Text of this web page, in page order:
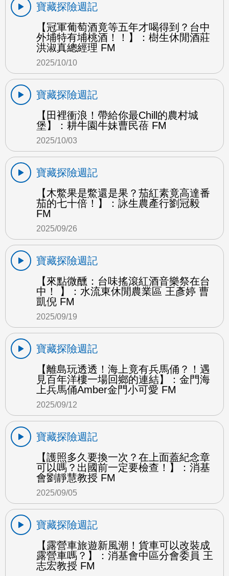
寶藏探險週記
【冠軍葡萄酒竟等五年才喝得到？台中
外埔特有埔桃酒！！】：樹生休閒酒莊
洪淑真總經理 FM
2025/10/10
寶藏探險週記
【田裡衝浪！帶給你最Chill的農村城
堡】：耕牛園牛妹曹民蓓 FM
2025/10/03
寶藏探險週記
【木鱉果是鱉還是果？茄紅素竟高達番
茄的七十倍！】：詠生農產行劉冠毅
FM
2025/09/26
寶藏探險週記
【來點微醺：台味搖滾紅酒音樂祭在台
中！ 】：水流東休閒農業區 王彥婷 曹
凱倪 FM
2025/09/19
寶藏探險週記
【離島玩透透！海上竟有兵馬俑？！遇
見百年洋樓一場回鄉的連結】：金門海
上兵馬俑Amber金門小可愛 FM
2025/09/12
寶藏探險週記
【護照多久要換一次？在上面蓋紀念章
可以嗎？出國前一定要檢查！】：消基
會劉靜慧教授 FM
2025/09/05
寶藏探險週記
【露營車旅遊新風潮！貨車可以改裝成
露營車嗎？】：消基會中區分會委員 王
志宏教授 FM